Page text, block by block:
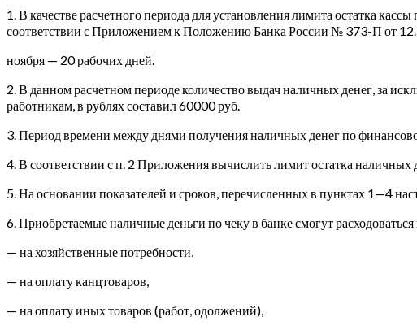
1. В качестве расчетного периода для установления лимита остатка
соответствии с Приложением к Положению Банка России № 373-П от
ноября — 20 рабочих дней.
2. В данном расчетном периоде количество выдач наличных денег, за
работникам, в рублях составил 60000 руб.
3. Период времени между днями получения наличных денег по
4. В соответствии с п. 2 Приложения вычислить лимит остатка наличных
5. На основании показателей и сроков, перечисленных в пунктах 1—4
6. Приобретаемые наличные деньги по чеку в банке смогут
— на хозяйственные потребности,
— на оплату канцтоваров,
— на оплату иных товаров (работ, одолжений),